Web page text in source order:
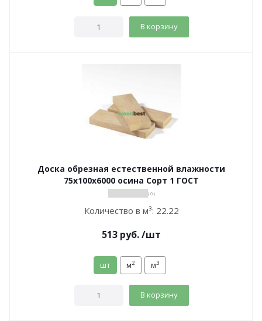
В корзину
Доска обрезная естественной влажности
75х100х6000 осина Сорт 1 ГОСТ
( 0 )
Количество в м³: 22.22
513 руб./шт
шт м2 м3
В корзину